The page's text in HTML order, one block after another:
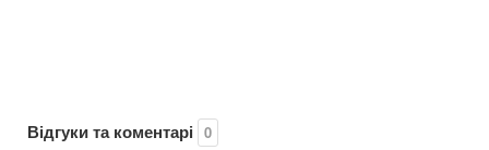
Відгуки та коментарі 0